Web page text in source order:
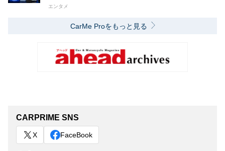
エンタメ
CarMe Proをもっと見る
CARPRIME SNS
X FaceBook